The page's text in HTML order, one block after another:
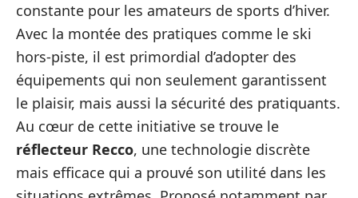
constante pour les amateurs de sports d’hiver.
Avec la montée des pratiques comme le ski
hors-piste, il est primordial d’adopter des
équipements qui non seulement garantissent
le plaisir, mais aussi la sécurité des pratiquants.
Au cœur de cette initiative se trouve le
réflecteur Recco, une technologie discrète
mais efficace qui a prouvé son utilité dans les